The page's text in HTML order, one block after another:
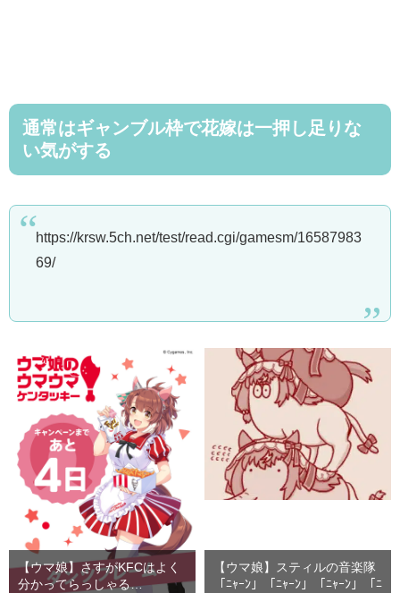
通常はギャンブル枠で花嫁は一押し足りな
い気がする
https://krsw.5ch.net/test/read.cgi/gamesm/16587983
69/
【ウマ娘】さすがKFCはよく
分かってらっしゃる…
【ウマ娘】スティルの音楽隊
「ﾆｬｰﾝ」「ﾆｬｰﾝ」「ﾆｬｰﾝ」「ﾆ